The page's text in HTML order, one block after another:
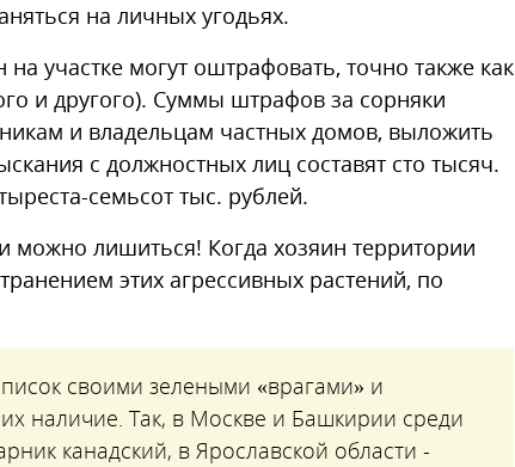
на личных угодьях.
участке могут оштрафовать, точно также как
и другого). Суммы штрафов за сорняки
и владельцам частных домов, выложить
с должностных лиц составят сто тысяч.
семьсот тыс. рублей.
лишиться! Когда хозяин территории
этих агрессивных растений, по
своими зелеными «врагами» и
наличие. Так, в Москве и Башкирии среди
канадский, в Ярославской области -